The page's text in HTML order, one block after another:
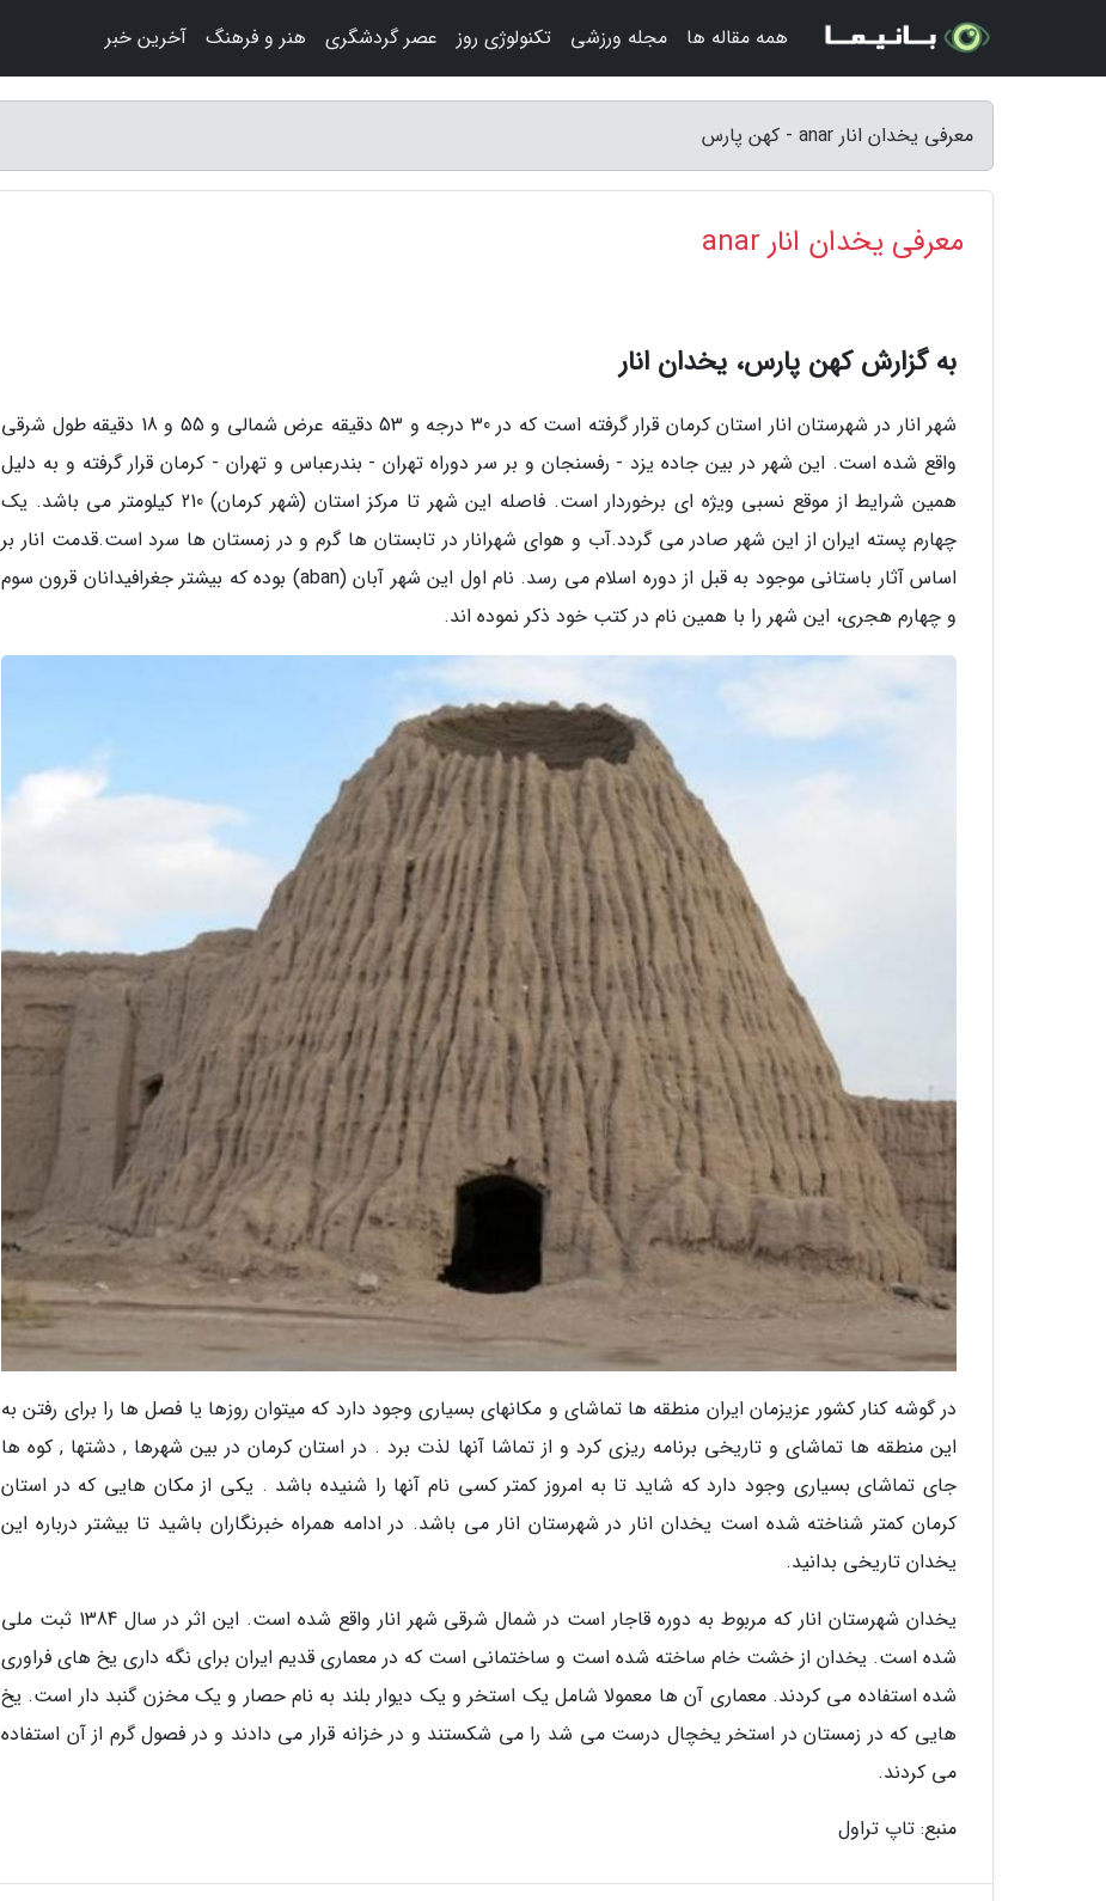
معرفی یخدان انار anar - کهن پارس
معرفی یخدان انار anar
به گزارش کهن پارس، یخدان انار
شهر انار در شهرستان انار استان کرمان قرار گرفته است که در 30 درجه و 53 دقیقه عرض شمالی و 55 و 18 دقیقه طول شرقی
واقع شده است. این شهر در بین جاده یزد - رفسنجان و بر سر دوراه تهران - بندرعباس و تهران - کرمان قرار گرفته و به دلیل
همین شرایط از موقع نسبی ویژه ای برخوردار است. فاصله این شهر تا مرکز استان (شهر کرمان) 210 کیلومتر می باشد. یک
چهارم پسته ایران از این شهر صادر می گردد.آب و هوای شهرانار در تابستان ها گرم و در زمستان ها سرد است.قدمت انار بر
اساس آثار باستانی موجود به قبل از دوره اسلام می رسد. نام اول این شهر آبان (aban) بوده که بیشتر جغرافیدانان قرون سوم
و چهارم هجری، این شهر را با همین نام در کتب خود ذکر نموده اند.
در گوشه کنار کشور عزیزمان ایران منطقه ها تماشای و مکانهای بسیاری وجود دارد که میتوان روزها یا فصل ها را برای رفتن به
این منطقه ها تماشای و تاریخی برنامه ریزی کرد و از تماشا آنها لذت برد . در استان کرمان در بین شهرها , دشتها , کوه ها
جای تماشای بسیاری وجود دارد که شاید تا به امروز کمتر کسی نام آنها را شنیده باشد . یکی از مکان هایی که در استان
کرمان کمتر شناخته شده است یخدان انار در شهرستان انار می باشد. در ادامه همراه خبرنگاران باشید تا بیشتر درباره این
یخدان تاریخی بدانید.
یخدان شهرستان انار که مربوط به دوره قاجار است در شمال شرقی شهر انار واقع شده است. این اثر در سال 1384 ثبت ملی
شده است. یخدان از خشت خام ساخته شده است و ساختمانی است که در معماری قدیم ایران برای نگه داری یخ های فراوری
شده استفاده می کردند. معماری آن ها معمولا شامل یک استخر و یک دیوار بلند به نام حصار و یک مخزن گنبد دار است. یخ
هایی که در زمستان در استخر یخچال درست می شد را می شکستند و در خزانه قرار می دادند و در فصول گرم از آن استفاده
می کردند.
منبع: تاپ تراول
همه مقاله ها مجله ورزشی تکنولوژی روز عصر گردشگری هنر و فرهنگ آخرین خبر